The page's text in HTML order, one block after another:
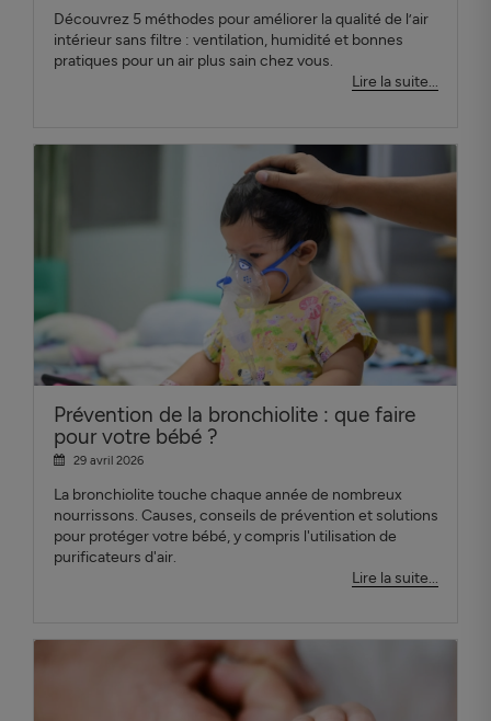
Découvrez 5 méthodes pour améliorer la qualité de l’air
intérieur sans filtre : ventilation, humidité et bonnes
pratiques pour un air plus sain chez vous.
Lire la suite...
Prévention de la bronchiolite : que faire
pour votre bébé ?
29 avril 2026
La bronchiolite touche chaque année de nombreux
nourrissons. Causes, conseils de prévention et solutions
pour protéger votre bébé, y compris l'utilisation de
purificateurs d'air.
Lire la suite...